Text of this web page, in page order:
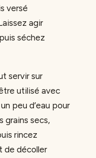
versé
agir
séchez
servir sur
utilisé avec
peu d’eau pour
grains secs,
rincez
de décoller